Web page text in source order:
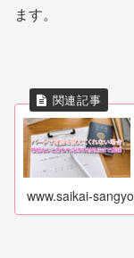
ます。
www.saikai-